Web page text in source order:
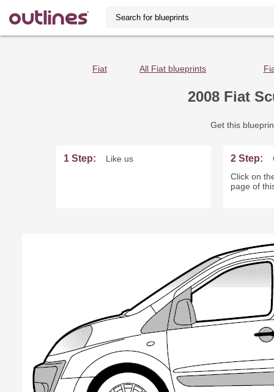
Fiat All Fiat blueprints
2008 Fiat
Get this
1 Step: Like us 2 Step:
Click on
page of